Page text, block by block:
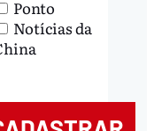
Ponto
Notícias da